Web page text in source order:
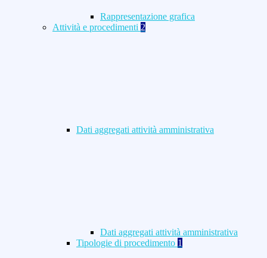
Rappresentazione grafica
Attività e procedimenti 2
Dati aggregati attività amministrativa
Dati aggregati attività amministrativa
Tipologie di procedimento 1